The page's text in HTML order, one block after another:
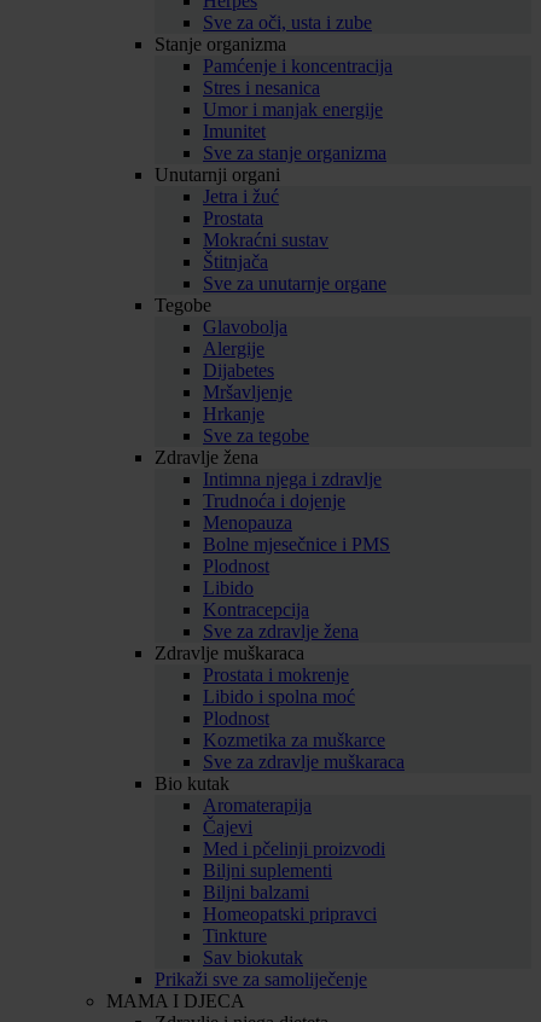
Sve za oči, usta i zube
Stanje organizma
Pamćenje i koncentracija
Stres i nesanica
Umor i manjak energije
Imunitet
Sve za stanje organizma
Unutarnji organi
Jetra i žuć
Prostata
Mokraćni sustav
Štitnjača
Sve za unutarnje organe
Tegobe
Glavobolja
Alergije
Dijabetes
Mršavljenje
Hrkanje
Sve za tegobe
Zdravlje žena
Intimna njega i zdravlje
Trudnoća i dojenje
Menopauza
Bolne mjesečnice i PMS
Plodnost
Libido
Kontracepcija
Sve za zdravlje žena
Zdravlje muškaraca
Prostata i mokrenje
Libido i spolna moć
Plodnost
Kozmetika za muškarce
Sve za zdravlje muškaraca
Bio kutak
Aromaterapija
Čajevi
Med i pčelinji proizvodi
Biljni suplementi
Biljni balzami
Homeopatski pripravci
Tinkture
Sav biokutak
Prikaži sve za samoliječenje
MAMA I DJECA